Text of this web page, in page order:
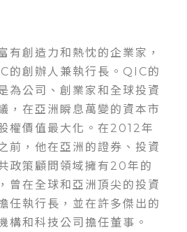
有創造力和熱忱的企業家，
的創辦人兼執行長。QIC的
為公司、創業家和全球投資
，在亞洲瞬息萬變的資本市
權價值最大化。在2012年
前，他在亞洲的證券、投資
政策顧問領域擁有20年的
曾在全球和亞洲頂尖的投資
任執行長，並在許多傑出的
構和科技公司擔任董事。